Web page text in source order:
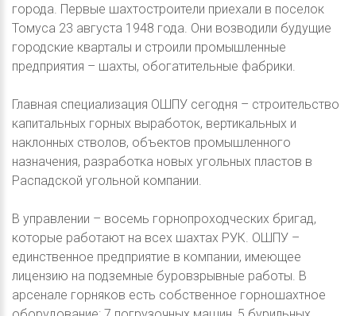
города. Первые шахтостроители приехали в поселок
Томуса 23 августа 1948 года. Они возводили будущие
городские кварталы и строили промышленные
предприятия – шахты, обогатительные фабрики.
Главная специализация ОШПУ сегодня – строительство
капитальных горных выработок, вертикальных и
наклонных стволов, объектов промышленного
назначения, разработка новых угольных пластов в
Распадской угольной компании.
В управлении – восемь горнопроходческих бригад,
которые работают на всех шахтах РУК. ОШПУ –
единственное предприятие в компании, имеющее
лицензию на подземные буровзрывные работы. В
арсенале горняков есть собственное горношахтное